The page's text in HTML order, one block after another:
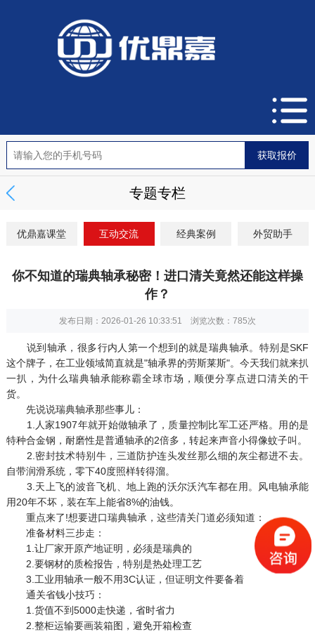
专题专栏
优鼎嘉课堂 互动交流 经典案例 外贸助手
你不知道的瑞典轴承秘密！进口清关竟然还能这样操
作？
发布日期：2026-01-26 10:33:51 浏览次数： 785次
说到轴承，很多行内人第一个想到的就是瑞典轴承。特别是SKF
这个牌子，在工业领域简直就是"轴承界的劳斯莱斯"。今天我们就来扒
一扒，为什么瑞典轴承能称霸全球市场，顺便分享点进口清关的干
货。
先说说瑞典轴承那些事儿：
1.人家1907年就开始做轴承了，质量控制比军工还严格。用的是
特种合金钢，耐磨性是普通轴承的2倍多，转起来声音小得像蚊子叫。
2.密封技术特别牛，三道防护连头发丝那么细的灰尘都进不去。
自带润滑系统，零下40度照样转得溜。
3.天上飞的波音飞机、地上跑的沃尔沃汽车都在用。风电轴承能
用20年不坏，装在车上能省8%的油钱。
重点来了!想要进口瑞典轴承，这些清关门道必须知道：
准备材料三步走：
1.让厂家开原产地证明，必须是瑞典的
2.要钢材的质检报告，特别是热处理工艺
3.工业用轴承一般不用3C认证，但证明文件要备着
通关省钱小技巧：
1.货值不到5000走快递，省时省力
2.整柜运输要画装箱图，避免开箱检查